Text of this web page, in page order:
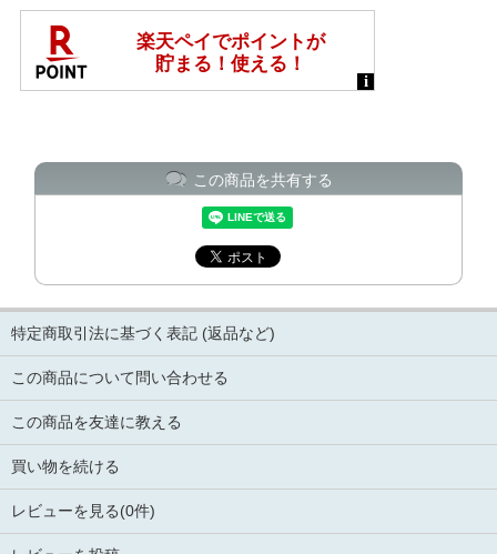
この商品を共有する
特定商取引法に基づく表記 (返品など)
この商品について問い合わせる
この商品を友達に教える
買い物を続ける
レビューを見る(0件)